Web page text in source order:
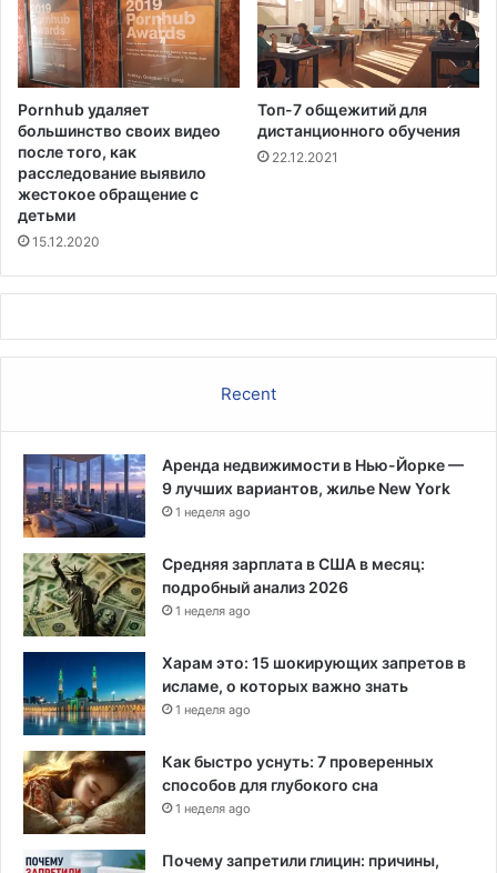
с
р
е
д
и
п
о
д
р
о
с
т
к
в
к
т
ы
,
к
о
т
о
р
ы
б
ж
е
н
ы
н
а
с
т
р
и
т
л
ь
т
Pornhub удаляет
большинство своих видео
после того, как
расследование выявило
жестокое обращение с
детьми
15.12.2020
Топ-7 общежитий для
дистанционного обучения
22.12.2021
Recent
Аренда недвижимости в Нью-Йорке —
9 лучших вариантов, жилье New York
1 неделя ago
Средняя зарплата в США в месяц:
подробный анализ 2026
1 неделя ago
Харам это: 15 шокирующих запретов в
исламе, о которых важно знать
1 неделя ago
Как быстро уснуть: 7 проверенных
способов для глубокого сна
1 неделя ago
Почему запретили глицин: причины,